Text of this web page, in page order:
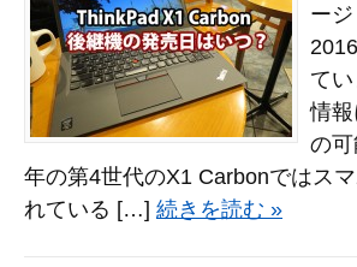
ー
て
情
の
年の第4世代のX1 Carbonではス
れている […] 続きを読む »